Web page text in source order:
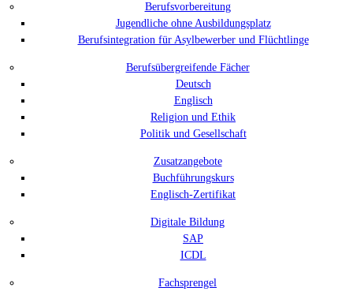
Berufsvorbereitung
Jugendliche ohne Ausbildungsplatz
Berufsintegration für Asylbewerber und Flüchtlinge
Berufsübergreifende Fächer
Deutsch
Englisch
Religion und Ethik
Politik und Gesellschaft
Zusatzangebote
Buchführungskurs
Englisch-Zertifikat
Digitale Bildung
SAP
ICDL
Fachsprengel